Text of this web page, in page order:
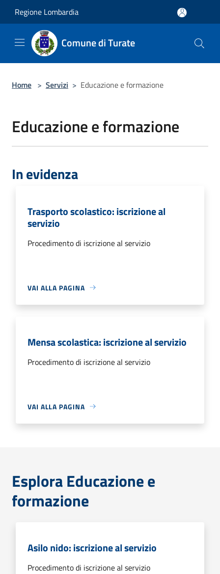
Regione Lombardia
Comune di Turate
Home > Servizi > Educazione e formazione
Educazione e formazione
In evidenza
Trasporto scolastico: iscrizione al
servizio
Procedimento di iscrizione al servizio
VAI ALLA PAGINA
Mensa scolastica: iscrizione al servizio
Procedimento di iscrizione al servizio
VAI ALLA PAGINA
Esplora Educazione e
formazione
Asilo nido: iscrizione al servizio
Procedimento di iscrizione al servizio